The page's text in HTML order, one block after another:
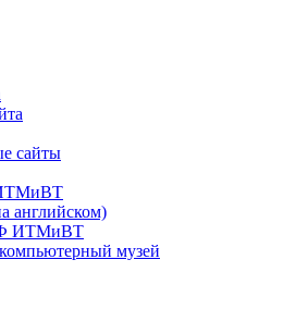
сайты
английском)
ИТМиВТ
музей